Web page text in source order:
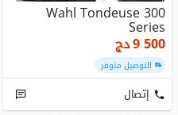
Wahl Tondeuse 300
Series
9 500دج
التوصيل متوفر
إتصال